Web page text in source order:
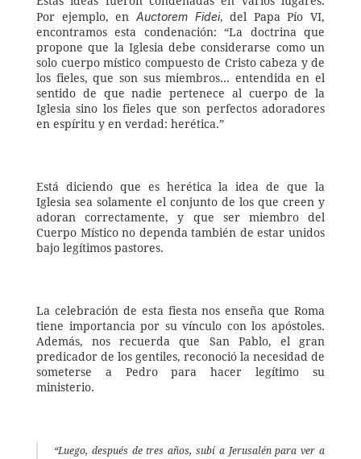
Por ejemplo, en Auctorem Fidei, del Papa Pío VI,
encontramos esta condenación: “La doctrina que
propone que la Iglesia debe considerarse como un
solo cuerpo místico compuesto de Cristo cabeza y de
los fieles, que son sus miembros… entendida en el
sentido de que nadie pertenece al cuerpo de la
Iglesia sino los fieles que son perfectos adoradores
en espíritu y en verdad: herética.”
Está diciendo que es herética la idea de que la
Iglesia sea solamente el conjunto de los que creen y
adoran correctamente, y que ser miembro del
Cuerpo Místico no dependa también de estar unidos
bajo legítimos pastores.
La celebración de esta fiesta nos enseña que Roma
tiene importancia por su vínculo con los apóstoles.
Además, nos recuerda que San Pablo, el gran
predicador de los gentiles, reconoció la necesidad de
someterse a Pedro para hacer legítimo su
ministerio.
“Luego, después de tres años, subí a Jerusalén para ver a